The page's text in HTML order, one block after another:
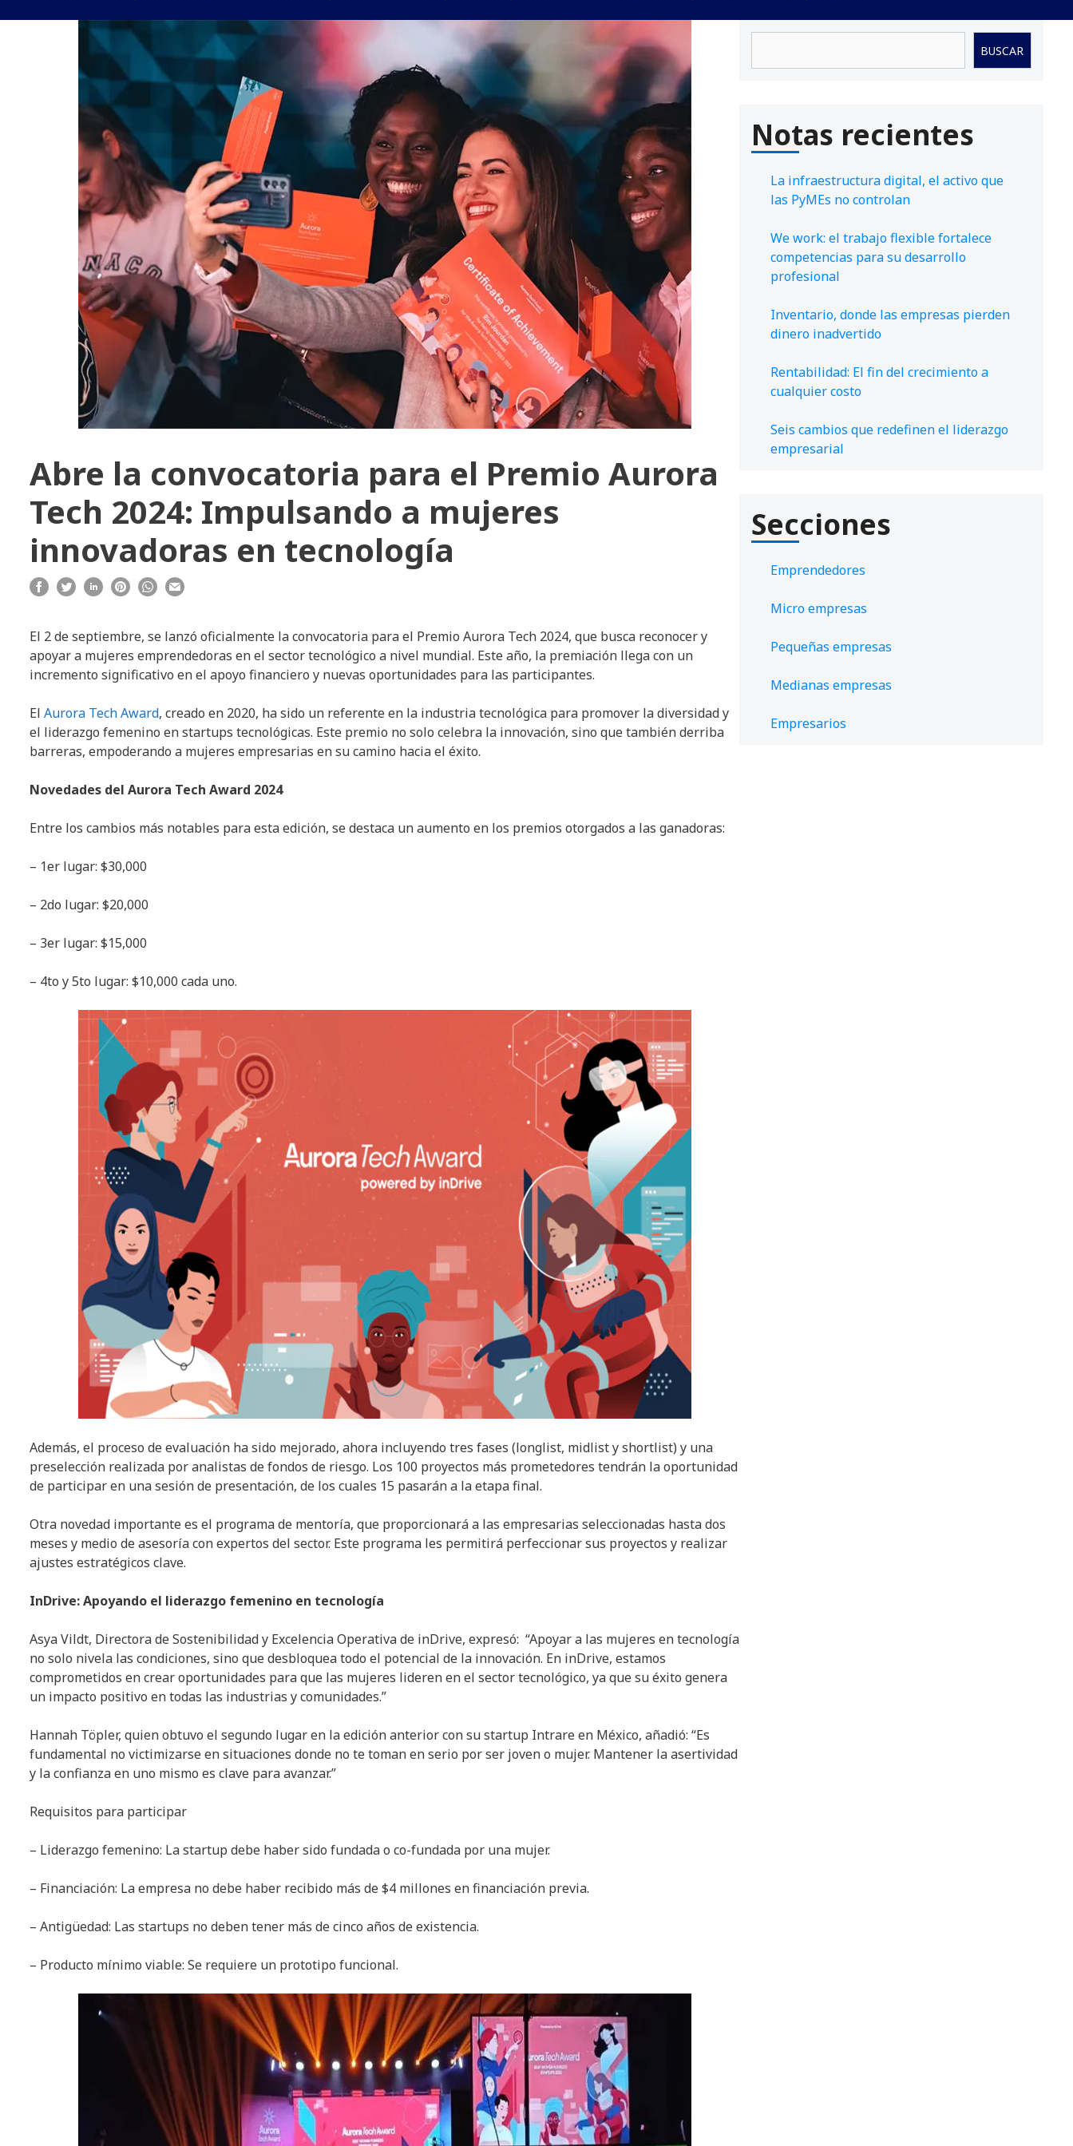
Abre la convocatoria para el Premio Aurora
Tech 2024: Impulsando a mujeres
innovadoras en tecnología
El 2 de septiembre, se lanzó oficialmente la convocatoria para el Premio Aurora Tech 2024, que busca reconocer y
apoyar a mujeres emprendedoras en el sector tecnológico a nivel mundial. Este año, la premiación llega con un
incremento significativo en el apoyo financiero y nuevas oportunidades para las participantes.
El Aurora Tech Award, creado en 2020, ha sido un referente en la industria tecnológica para promover la diversidad y
el liderazgo femenino en startups tecnológicas. Este premio no solo celebra la innovación, sino que también derriba
barreras, empoderando a mujeres empresarias en su camino hacia el éxito.
Novedades del Aurora Tech Award 2024
Entre los cambios más notables para esta edición, se destaca un aumento en los premios otorgados a las ganadoras:
– 1er lugar: $30,000
– 2do lugar: $20,000
– 3er lugar: $15,000
– 4to y 5to lugar: $10,000 cada uno.
Además, el proceso de evaluación ha sido mejorado, ahora incluyendo tres fases (longlist, midlist y shortlist) y una
preselección realizada por analistas de fondos de riesgo. Los 100 proyectos más prometedores tendrán la oportunidad
de participar en una sesión de presentación, de los cuales 15 pasarán a la etapa final.
Otra novedad importante es el programa de mentoría, que proporcionará a las empresarias seleccionadas hasta dos
meses y medio de asesoría con expertos del sector. Este programa les permitirá perfeccionar sus proyectos y realizar
ajustes estratégicos clave.
InDrive: Apoyando el liderazgo femenino en tecnología
Asya Vildt, Directora de Sostenibilidad y Excelencia Operativa de inDrive, expresó: “Apoyar a las mujeres en tecnología
no solo nivela las condiciones, sino que desbloquea todo el potencial de la innovación. En inDrive, estamos
comprometidos en crear oportunidades para que las mujeres lideren en el sector tecnológico, ya que su éxito genera
un impacto positivo en todas las industrias y comunidades.”
Hannah Töpler, quien obtuvo el segundo lugar en la edición anterior con su startup Intrare en México, añadió: “Es
fundamental no victimizarse en situaciones donde no te toman en serio por ser joven o mujer. Mantener la asertividad
y la confianza en uno mismo es clave para avanzar.”
Requisitos para participar
– Liderazgo femenino: La startup debe haber sido fundada o co-fundada por una mujer.
– Financiación: La empresa no debe haber recibido más de $4 millones en financiación previa.
– Antigüedad: Las startups no deben tener más de cinco años de existencia.
– Producto mínimo viable: Se requiere un prototipo funcional.
BUSCAR
Notas recientes
La infraestructura digital, el activo que
las PyMEs no controlan
We work: el trabajo flexible fortalece
competencias para su desarrollo
profesional
Inventario, donde las empresas pierden
dinero inadvertido
Rentabilidad: El fin del crecimiento a
cualquier costo
Seis cambios que redefinen el liderazgo
empresarial
Secciones
Emprendedores
Micro empresas
Pequeñas empresas
Medianas empresas
Empresarios